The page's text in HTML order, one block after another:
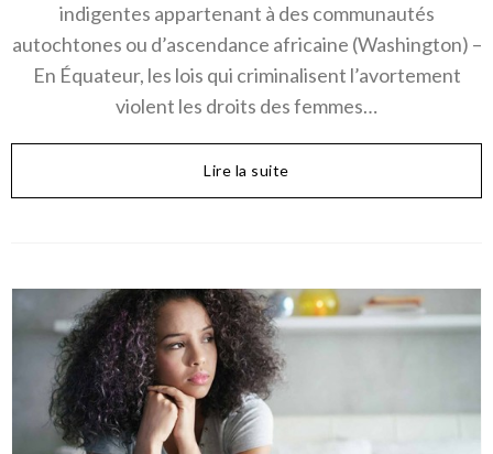
indigentes appartenant à des communautés
autochtones ou d’ascendance africaine (Washington) –
En Équateur, les lois qui criminalisent l’avortement
violent les droits des femmes…
Lire la suite